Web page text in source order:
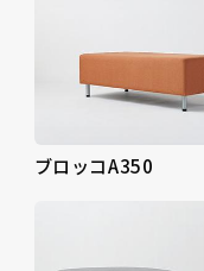
ブロッコA350